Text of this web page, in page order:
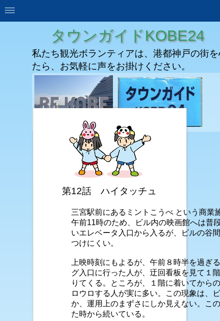
タウンガイドKOBE24
私たち観光ボランティアは、港都神戸の街
たら、お気軽に声をお掛けください。
第12話 ハイタッチュ
三宮駅前にあるミントこうべ という商業
午前11時のため、ビル内の映画館へは普
いエレベータ入口から入るが、ビルの谷
つけにくい。
上映時刻にもよるが、午前８時半を過ぎ
グ入口に行った人が、迂回看板を見て１
りてくる。ところが、１階に着いてから
ロウロする人が実に多い。この現象は、
か、運用上のまずさにしか見えない。こ
た時から続いている。